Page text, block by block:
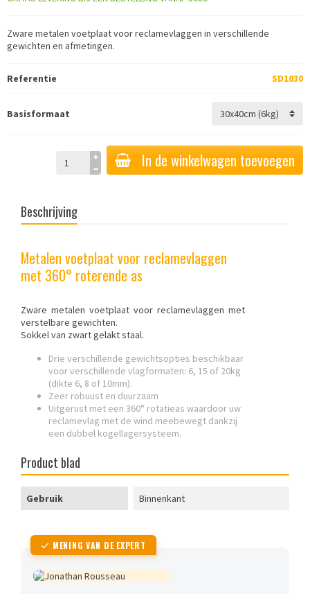
Zware metalen voetplaat voor reclamevlaggen in verschillende
gewichten en afmetingen.
Referentie SD1030
Basisformaat
In de winkelwagen toevoegen
Beschrijving
Metalen voetplaat voor reclamevlaggen
met 360° roterende as
Zware metalen voetplaat voor reclamevlaggen met
verstelbare gewichten.
Sokkel van zwart gelakt staal.
Drie verschillende gewichtsopties beschikbaar
voor verschillende vlagformaten: 6, 15 of 20kg
(dikte 6, 8 of 10mm).
Zeer robuust en duurzaam
Uitgerust met een 360° rotatieas waardoor uw
reclamevlag met de wind meebewegt dankzij
een dubbel kogellagersysteem.
Product blad
Gebruik Binnenkant
MENING VAN DE EXPERT